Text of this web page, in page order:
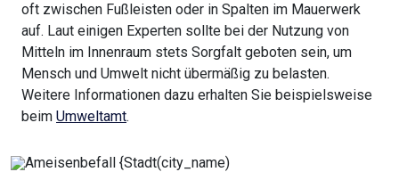
oft zwischen Fußleisten oder in Spalten im Mauerwerk
auf. Laut einigen Experten sollte bei der Nutzung von
Mitteln im Innenraum stets Sorgfalt geboten sein, um
Mensch und Umwelt nicht übermäßig zu belasten.
Weitere Informationen dazu erhalten Sie beispielsweise
beim Umweltamt.